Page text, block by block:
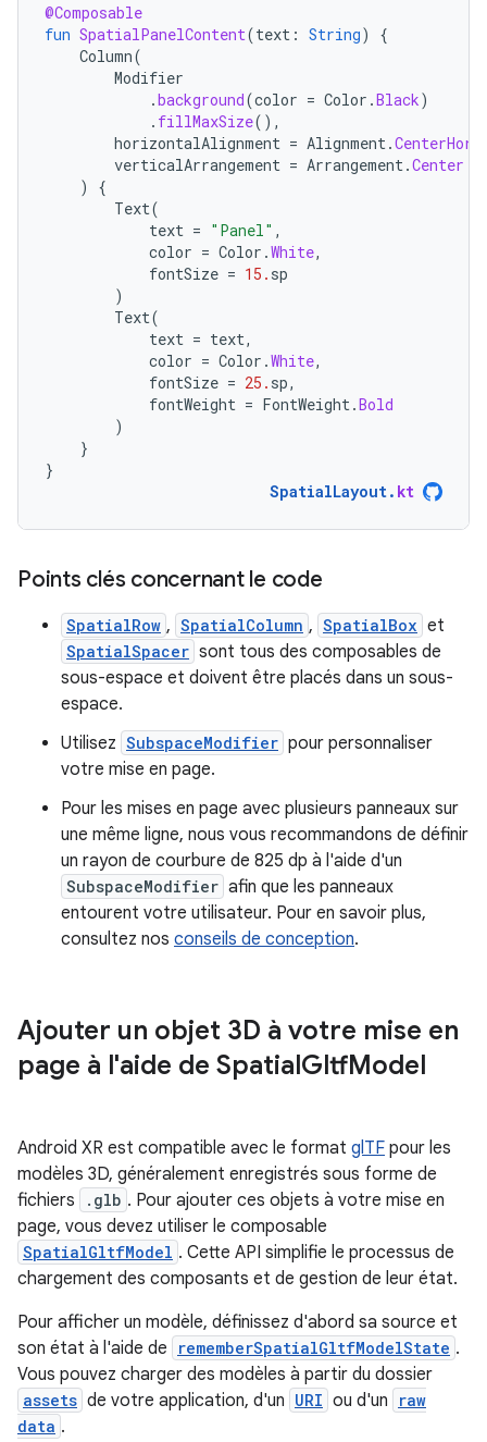
@Composable
fun SpatialPanelContent(text : String)
{
Column(
Modifier
.background(color = Color .Black)
. fillMaxSize(),
horizontalAlignment = Alignment .
verticalArrangement = Arrangement .Center
)
{
Text(
text = "Panel" ,
color = Color .White,
fontSize = 15. sp
)
Text(
text = text,
color = Color .White,
fontSize = 25. sp,
fontWeight = FontWeight .Bold
)
}
}
SpatialLayout. kt
Points clés concernant le code
SpatialRow , SpatialColumn , SpatialBox et
SpatialSpacer sont tous des composables de
sous-espace et doivent être placés dans un sous-
espace.
Utilisez SubspaceModifier pour personnaliser
votre mise en page.
Pour les mises en page avec plusieurs panneaux sur
une même ligne, nous vous recommandons de définir
un rayon de courbure de 825 dp à l'aide d'un
SubspaceModifier afin que les panneaux
entourent votre utilisateur. Pour en savoir plus,
consultez nos conseils de conception.
Ajouter un objet 3D à votre mise en
page à l'aide de SpatialGltfModel
Android XR est compatible avec le format glTF pour les
modèles 3D, généralement enregistrés sous forme de
fichiers
.glb . Pour ajouter ces objets à votre mise en
page, vous devez utiliser le composable
SpatialGltfModel . Cette API simplifie le processus de
chargement des composants et de gestion de leur état.
Pour afficher un modèle, définissez d'abord sa source et
son état à l'aide de
rememberSpatialGltfModelState .
Vous pouvez charger des modèles à partir du dossier
assets de votre application, d'un URI ou d'un
raw
data .